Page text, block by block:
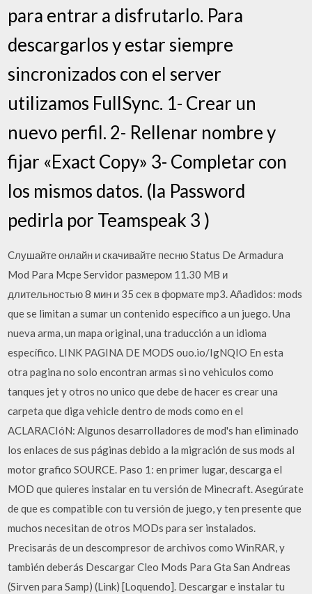
para entrar a disfrutarlo. Para
descargarlos y estar siempre
sincronizados con el server
utilizamos FullSync. 1- Crear un
nuevo perfil. 2- Rellenar nombre y
fijar «Exact Copy» 3- Completar con
los mismos datos. (la Password
pedirla por Teamspeak 3 )
Cлушайте онлайн и cкачивайте песню Status De Armadura
Mod Para Mcpe Servidor размером 11.30 MB и
длительностью 8 мин и 35 сек в формате mp3. Añadidos: mods
que se limitan a sumar un contenido específico a un juego. Una
nueva arma, un mapa original, una traducción a un idioma
específico. LINK PAGINA DE MODS ouo.io/IgNQIO En esta
otra pagina no solo encontran armas si no vehiculos como
tanques jet y otros no unico que debe de hacer es crear una
carpeta que diga vehicle dentro de mods como en el
ACLARACIóN: Algunos desarrolladores de mod's han eliminado
los enlaces de sus páginas debido a la migración de sus mods al
motor grafico SOURCE. Paso 1: en primer lugar, descarga el
MOD que quieres instalar en tu versión de Minecraft. Asegúrate
de que es compatible con tu versión de juego, y ten presente que
muchos necesitan de otros MODs para ser instalados.
Precisarás de un descompresor de archivos como WinRAR, y
también deberás Descargar Cleo Mods Para Gta San Andreas
(Sirven para Samp) (Link) [Loquendo]. Descargar e instalar tu